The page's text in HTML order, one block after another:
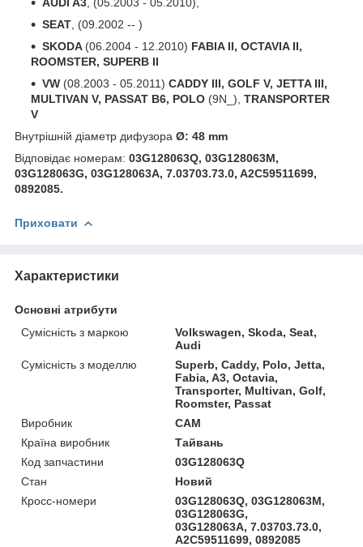
SEAT , (09.2002 -- )
SKODA (06.2004 - 12.2010) FABIA II, OCTAVIA II,
ROOMSTER, SUPERB II
VW (08.2003 - 05.2011) CADDY III, GOLF V, JETTA III,
MULTIVAN V, PASSAT B6, POLO (9N_), TRANSPORTER
V
Внутрішній діаметр дифузора Ø: 48 mm
Відповідає номерам: 03G128063Q, 03G128063M,
03G128063G, 03G128063A, 7.03703.73.0, A2C59511699,
0892085.
Приховати
Характеристики
Основні атрибути
Сумісність з маркою
Volkswagen, Skoda, Seat,
Audi
Сумісність з моделлю
Superb, Caddy, Polo, Jetta,
Fabia, A3, Octavia,
Transporter, Multivan, Golf,
Roomster, Passat
Виробник
CAM
Країна виробник
Тайвань
Код запчастини
03G128063Q
Стан
Новий
Кросс-номери
03G128063Q, 03G128063M,
03G128063G,
03G128063A, 7.03703.73.0,
A2C59511699, 0892085